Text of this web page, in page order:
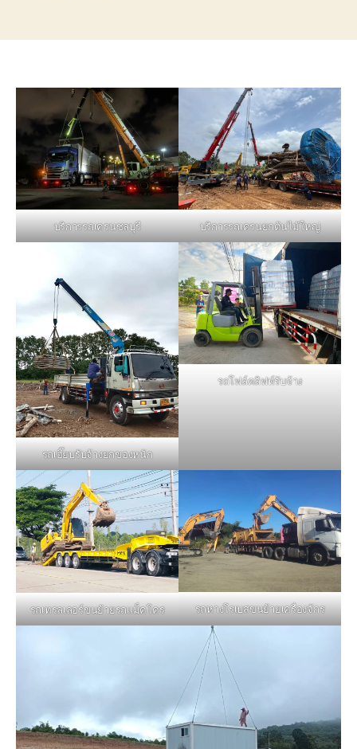
บริการรถเครนชลบุรี บริการรถเครนยกต้นไม้ใหญ่
รถเฮี๊ยบรับจ้างยกของหนัก
รถโฟล์คลิฟท์รับจ้าง
รถเทรลเลอร์ขนย้ายรถแม็คโคร รถหางโรเบสขนย้ายเครื่องจักร